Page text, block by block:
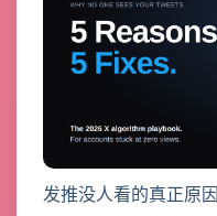
发推没人看的真正原